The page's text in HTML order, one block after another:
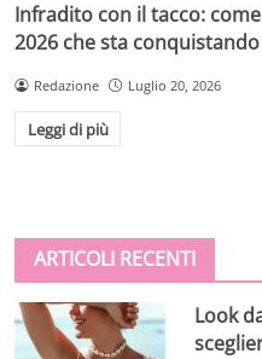
Infradito con il tacco:
2026 che sta
Redazione Luglio 20, 2026
Leggi di più
ARTICOLI RECENTI
Look